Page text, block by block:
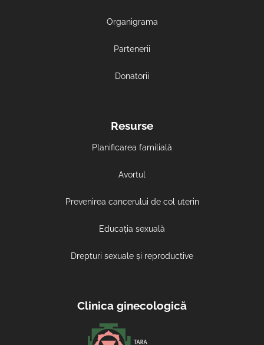
Organigrama
Partenerii
Donatorii
Resurse
Planificarea familială
Avortul
Prevenirea cancerului de col uterin
Educația sexuală
Drepturi sexuale și reproductive
Clinica ginecologică